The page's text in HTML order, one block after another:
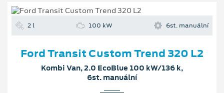
2 l 100 kW 6st. manuální
Ford Transit Custom Trend 320 L2
Kombi Van, 2.0 EcoBlue 100 kW/136 k,
6st. manuální